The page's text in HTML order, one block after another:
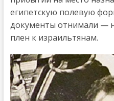
египетскую полевую
документы отнимали —
плен к израильтянам.